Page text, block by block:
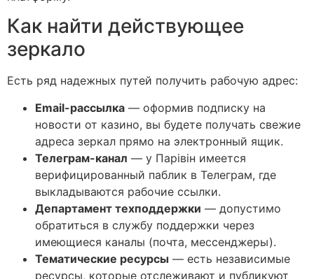
Как найти действующее
зеркало
Есть ряд надежных путей получить рабочую адрес:
Email-рассылка — оформив подписку на
новости от казино, вы будете получать свежие
адреса зеркал прямо на электронный ящик.
Телеграм-канал — у Парівін имеется
верифицированный паблик в Телеграм, где
выкладываются рабочие ссылки.
Департамент техподдержки — допустимо
обратиться в службу поддержки через
имеющиеся каналы (почта, мессенджеры).
Тематические ресурсы — есть независимые
ресурсы, которые отслеживают и публикуют